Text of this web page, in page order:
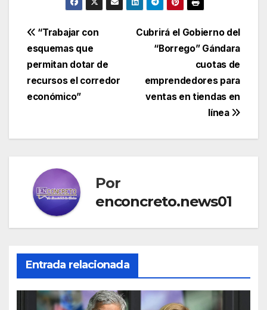
Navegación
de
entradas
Cubrirá el Gobierno del
“Borrego” Gándara
cuotas de
emprendedores para
ventas en tiendas en
línea
“Trabajar con
esquemas que
permitan dotar de
recursos el corredor
económico”
Por
enconcreto.news01
Entrada relacionada